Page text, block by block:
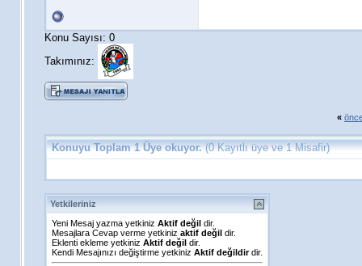
Konu Sayısı: 0
Takımınız:
«
Konuyu Toplam 1 Üye okuyor.(0 Kayıtlı üye ve 1 Misafir)
Yetkileriniz
Yeni Mesaj yazma yetkiniz Aktif değildir.
Mesajlara Cevap verme yetkiniz aktif değildir.
Eklenti ekleme yetkiniz Aktif değildir.
Kendi Mesajınızı değiştirme yetkiniz Aktif değildirdir.